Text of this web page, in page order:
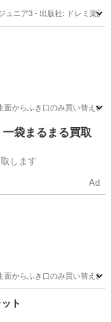
ニア3 - 出版社: ドレミ楽
からふき口のみ買い替え
一袋まるまる買取
します
Ad
からふき口のみ買い替え
鍵盤ハーモニカ
ト